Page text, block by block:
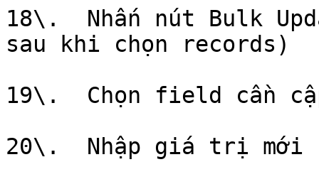
18\.  Nhấn nút Bulk
sau khi chọn records)
19\.  Chọn field cần
20\.  Nhập giá trị mới